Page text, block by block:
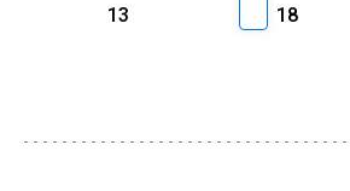
13
18